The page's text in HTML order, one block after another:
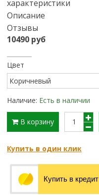
характеристики
Описание
Отзывы
10490 руб
Цвет
Наличие: Есть в наличии
В корзину
Купить в один клик
Купить в кредит